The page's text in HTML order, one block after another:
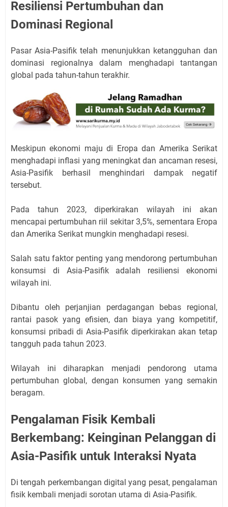
Resiliensi Pertumbuhan dan
Dominasi Regional
Pasar Asia-Pasifik telah menunjukkan ketangguhan dan
dominasi regionalnya dalam menghadapi tantangan
global pada tahun-tahun terakhir.
Meskipun ekonomi maju di Eropa dan Amerika Serikat
menghadapi inflasi yang meningkat dan ancaman resesi,
Asia-Pasifik berhasil menghindari dampak negatif
tersebut.
Pada tahun 2023, diperkirakan wilayah ini akan
mencapai pertumbuhan riil sekitar 3,5%, sementara Eropa
dan Amerika Serikat mungkin menghadapi resesi.
Salah satu faktor penting yang mendorong pertumbuhan
konsumsi di Asia-Pasifik adalah resiliensi ekonomi
wilayah ini.
Dibantu oleh perjanjian perdagangan bebas regional,
rantai pasok yang efisien, dan biaya yang kompetitif,
konsumsi pribadi di Asia-Pasifik diperkirakan akan tetap
tangguh pada tahun 2023.
Wilayah ini diharapkan menjadi pendorong utama
pertumbuhan global, dengan konsumen yang semakin
beragam.
Pengalaman Fisik Kembali
Berkembang: Keinginan Pelanggan di
Asia-Pasifik untuk Interaksi Nyata
Di tengah perkembangan digital yang pesat, pengalaman
fisik kembali menjadi sorotan utama di Asia-Pasifik.